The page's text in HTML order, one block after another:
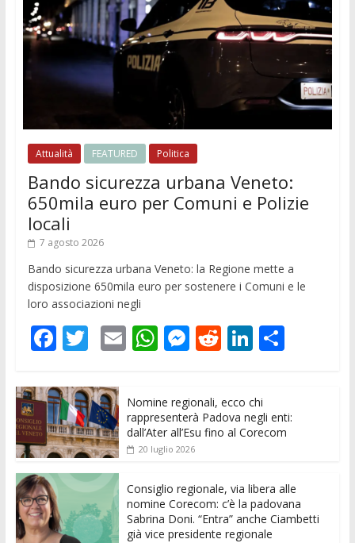
Attualità FEATURED Politica
Bando sicurezza urbana Veneto:
650mila euro per Comuni e Polizie
locali
7 agosto 2026
Bando sicurezza urbana Veneto: la Regione mette a
disposizione 650mila euro per sostenere i Comuni e le
loro associazioni negli
F
e
b
o
o
k
T
itt
er
E
l
W
s
A
p
p
M
ss
e
n
er
R
di
t
Li
k
e
dI
C
di
vi
Nomine regionali, ecco chi
rappresenterà Padova negli enti:
dall’Ater all’Esu fino al Corecom
20 luglio 2026
Consiglio regionale, via libera alle
nomine Corecom: c’è la padovana
Sabrina Doni. “Entra” anche Ciambetti
già vice presidente regionale